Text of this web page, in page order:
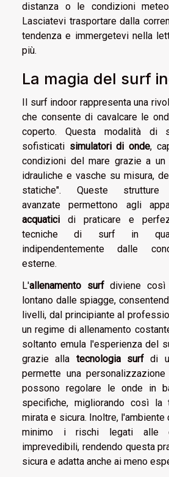
distanza o le condizioni
Lasciatevi trasportare dalla
tendenza e immergetevi nella
più.
La magia del surf
Il surf indoor rappresenta una
che consente di cavalcare le
coperto. Questa modalità
sofisticati simulatori di onde,
condizioni del mare grazie a
idrauliche e vasche su misura,
statiche". Queste strutture
avanzate permettono agli
acquatici di praticare e
tecniche di surf in
indipendentemente dalle
esterne.
L'allenamento surfdiviene così
lontano dalle spiagge,
livelli, dal principiante al
un regime di allenamento
soltanto emula l'esperienza del
grazie alla tecnologia surf di
permette una
possono regolare le onde in
specifiche, migliorando così la
mirata e sicura. Inoltre, l'ambiente
minimo i rischi legati alle
imprevedibili, rendendo questa
sicura e adatta anche ai meno